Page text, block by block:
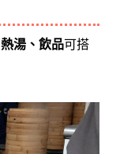
熱湯、飲品可搭